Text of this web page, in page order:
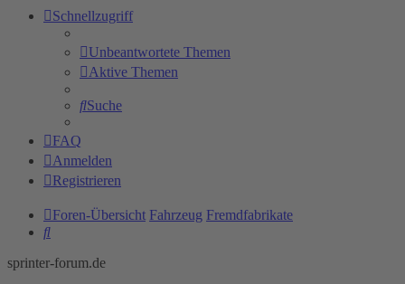
Schnellzugriff
Unbeantwortete Themen
Aktive Themen
Suche
FAQ
Anmelden
Registrieren
Foren-Übersicht Fahrzeug Fremdfabrikate
Suche
sprinter-forum.de